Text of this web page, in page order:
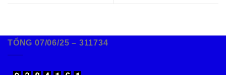
TỔNG 07/06/25 – 311734